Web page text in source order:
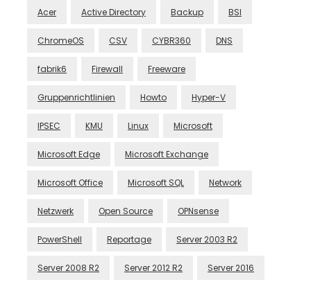
Acer Active Directory Backup BSI
ChromeOS CSV CYBR360 DNS
fabrik6 Firewall Freeware
Gruppenrichtlinien Howto Hyper-V
IPSEC KMU Linux Microsoft
Microsoft Edge Microsoft Exchange
Microsoft Office Microsoft SQL Network
Netzwerk Open Source OPNsense
PowerShell Reportage Server 2003 R2
Server 2008 R2 Server 2012 R2 Server 2016